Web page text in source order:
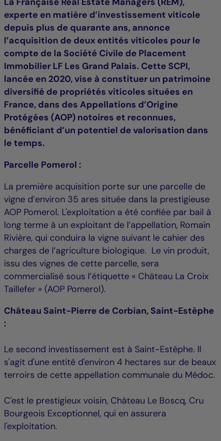
experte en matière d’investissement viticole
depuis plus de quarante ans, annonce
l’acquisition de deux entités viticoles pour le
compte de la Société Civile de Placement
Immobilier LF Les Grand Palais. Cette SCPI,
lancée en 2020, vise à constituer un patrimoine
diversifié de propriétés viticoles situées en
France, dans des Appellations d’Origine
Protégées (AOP) notoires et reconnues,
bénéficiant d’un potentiel de valorisation dans
le temps.
Parcelle Pomerol :
La première acquisition porte sur une parcelle de
vigne d’environ 35 ares située dans la prestigieuse
AOP Pomerol. L'exploitation a été confiée par bail à
long terme à un exploitant de l’appellation, Romain
Rivière, qui conduira la vigne suivant le cahier des
charges de l’agriculture biologique. Le vin produit,
issu des vignes de cette parcelle, sera
commercialisé sous l’étiquette « Château La Croix
Taillefer » (AOP Pomerol).
Château Saint-Pierre de Corbian, Saint-Estèphe
:
Le second investissement est à Saint-Estèphe. Il
s'agit d'une entité d'environ 4 hectares sur de beaux
terroirs de cette appellation communale du Médoc.
C'est le prestigieux voisin, Château Le Boscq, Cru
Bourgeois Exceptionnel, qui en assurera
l'exploitation.